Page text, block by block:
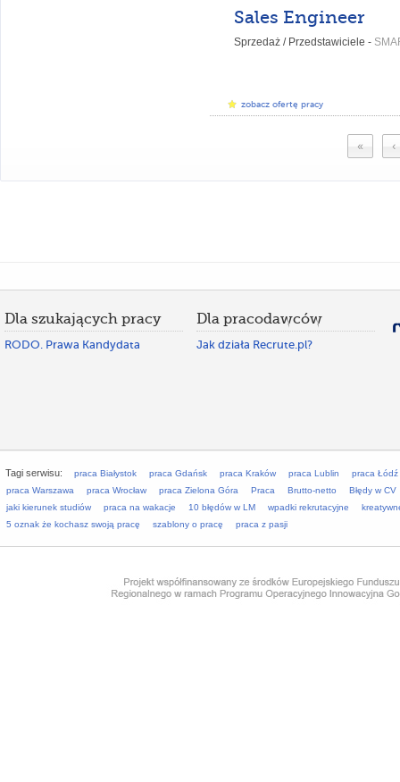
Sales Engineer
Sprzedaż / Przedstawiciele -
zobacz ofertę pracy
« ‹
Dla szukających pracy
RODO. Prawa Kandydata
Dla pracodawców
Jak działa Recrute.pl?
Tagi serwisu: praca Białystok praca Gdańsk praca Kraków praca Lublin
praca Łódź
praca Warszawa
praca Wrocław praca Zielona Góra Praca Brutto-netto
Błędy w CV
jaki kierunek studiów
praca na wakacje 10 błędów w LM wpadki rekrutacyjne
5 oznak że kochasz swoją pracę
szablony o pracę praca z pasji